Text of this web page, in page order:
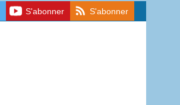
S'abonner S'abonner